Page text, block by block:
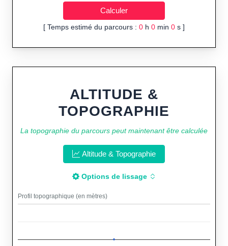
[ Temps estimé du parcours : 0 h 0 min 0 s ]
ALTITUDE &
TOPOGRAPHIE
La topographie du parcours peut maintenant être calculée
Altitude & Topographie
Options de lissage
Profil topographique (en mètres)